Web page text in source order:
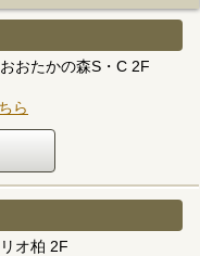
おたかの森S・C 2F
ら
オ柏 2F